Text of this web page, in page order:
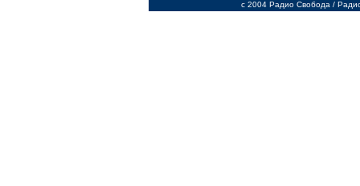
c 2004 Радио Свобода /